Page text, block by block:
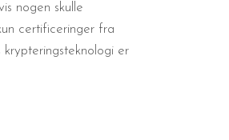
nogen skulle
certificeringer fra
er